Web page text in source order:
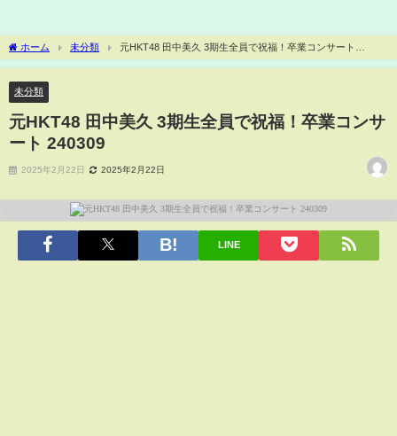
ホーム 未分類
元HKT48 田中美久 3期生全員で祝福！卒業コンサート
240309
未分類
元HKT48 田中美久 3期生全員で祝福！卒業コンサ
ート 240309
2025年2月22日 2025年2月22日
LINE